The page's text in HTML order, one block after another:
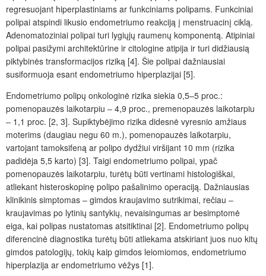
regresuojant hiperplastiniams ar funkciniams polipams. Funkciniai
polipai atspindi likusio endometriumo reakciją į menstruacinį ciklą.
Adenomatoziniai polipai turi lygiųjų raumenų komponentą. Atipiniai
polipai pasižymi architektūrine ir citologine atipija ir turi didžiausią
piktybinės transformacijos riziką [4]. Šie polipai dažniausiai
susiformuoja esant endometriumo hiperplazijai [5].
Endometriumo polipų onkologinė rizika siekia 0,5–5 proc.:
pomenopauzės laikotarpiu ‒ 4,9 proc., premenopauzės laikotarpiu
‒ 1,1 proc. [2, 3]. Supiktybėjimo rizika didesnė vyresnio amžiaus
moterims (daugiau negu 60 m.), pomenopauzės laikotarpiu,
vartojant tamoksifeną ar polipo dydžiui viršijant 10 mm (rizika
padidėja 5,5 karto) [3]. Taigi endometriumo polipai, ypač
pomenopauzės laikotarpiu, turėtų būti vertinami histologiškai,
atliekant histeroskopinę polipo pašalinimo operaciją. Dažniausias
klinikinis simptomas ‒ gimdos kraujavimo sutrikimai, rečiau ‒
kraujavimas po lytinių santykių, nevaisingumas ar besimptomė
eiga, kai polipas nustatomas atsitiktinai [2]. Endometriumo polipų
diferencinė diagnostika turėtų būti atliekama atskiriant juos nuo kitų
gimdos patologijų, tokių kaip gimdos leiomiomos, endometriumo
hiperplazija ar endometriumo vėžys [1].